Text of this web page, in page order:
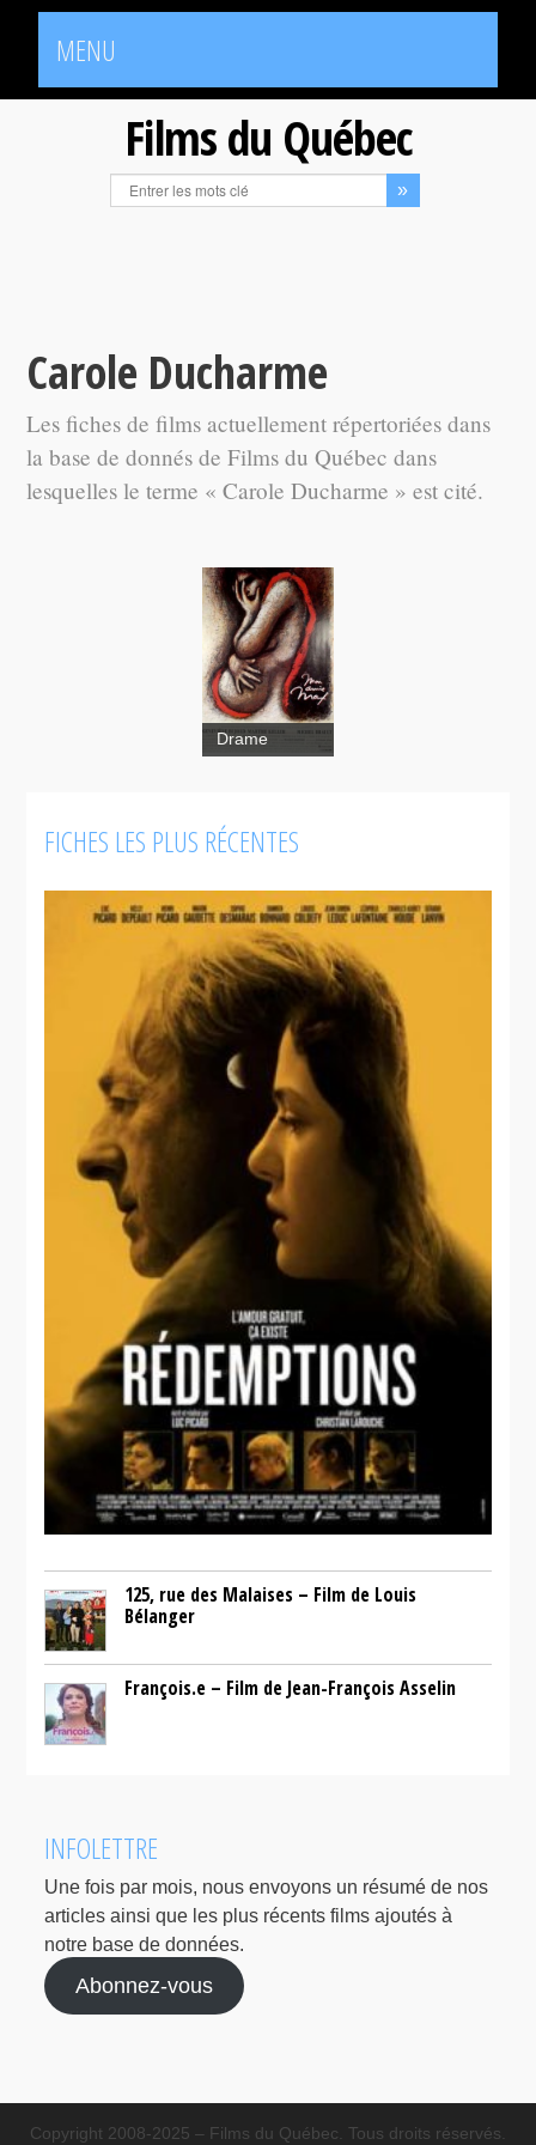
MENU
Films du Québec
Carole Ducharme
Les fiches de films actuellement répertoriées dans
la base de donnés de Films du Québec dans
lesquelles le terme « Carole Ducharme » est cité.
amie Max
Drame
FICHES LES PLUS RÉCENTES
125, rue des Malaises – Film de Louis
Bélanger
François.e – Film de Jean-François Asselin
INFOLETTRE
Une fois par mois, nous envoyons un résumé de nos
articles ainsi que les plus récents films ajoutés à
notre base de données.
Abonnez-vous
Copyright 2008-2025 – Films du Québec. Tous droits réservés.